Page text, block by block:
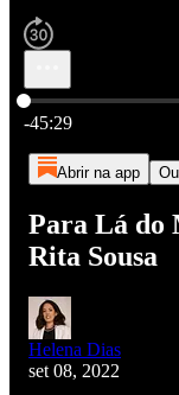
Hora atual: 0:00 /
-45:29
Abrir na app
Para Lá do
Rita Sousa
Helena Dias
set 08, 2022